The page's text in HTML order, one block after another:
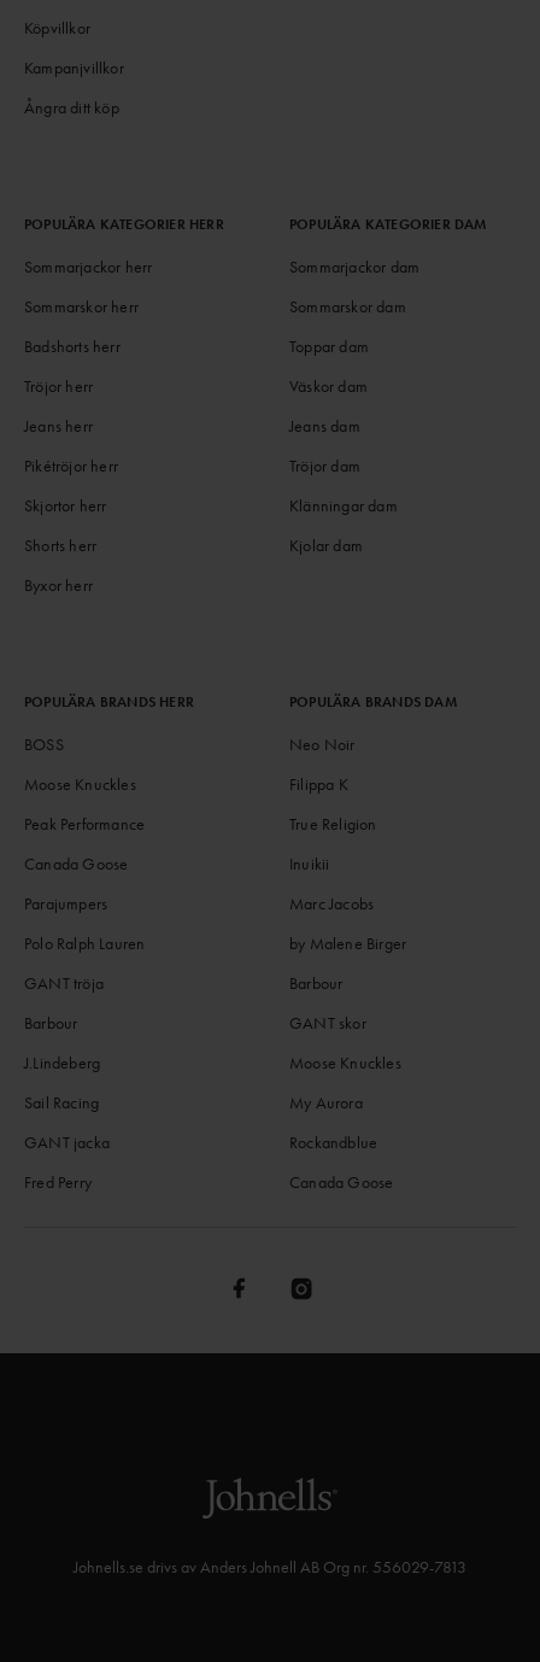
Köpvillkor
Kampanjvillkor
Ångra ditt köp
POPULÄRA KATEGORIER HERR
Sommarjackor herr
Sommarskor herr
Badshorts herr
Tröjor herr
Jeans herr
Pikétröjor herr
Skjortor herr
Shorts herr
Byxor herr
POPULÄRA KATEGORIER DAM
Sommarjackor dam
Sommarskor dam
Toppar dam
Väskor dam
Jeans dam
Tröjor dam
Klänningar dam
Kjolar dam
POPULÄRA BRANDS HERR
BOSS
Moose Knuckles
Peak Performance
Canada Goose
Parajumpers
Polo Ralph Lauren
GANT tröja
Barbour
J.Lindeberg
Sail Racing
GANT jacka
Fred Perry
POPULÄRA BRANDS DAM
Neo Noir
Filippa K
True Religion
Inuikii
Marc Jacobs
by Malene Birger
Barbour
GANT skor
Moose Knuckles
My Aurora
Rockandblue
Canada Goose
Johnells.se drivs av Anders Johnell AB Org nr. 556029-7813